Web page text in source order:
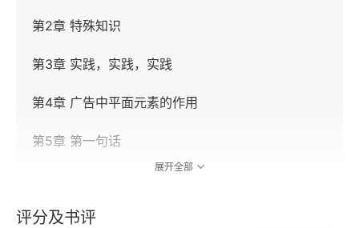
第2章 特殊知识
第3章 实践，实践，实践
第4章 广告中平面元素的作用
第5章 第一句话
第7章 与读者产生共鸣
展开全部
评分及书评